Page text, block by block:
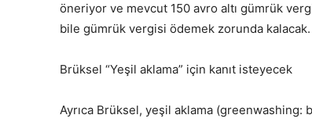
öneriyor ve mevcut 150 avro altı gümrük
bile gümrük vergisi ödemek zorunda kalacak.
Brüksel “Yeşil aklama” için kanıt isteyecek
Ayrıca Brüksel, yeşil aklama